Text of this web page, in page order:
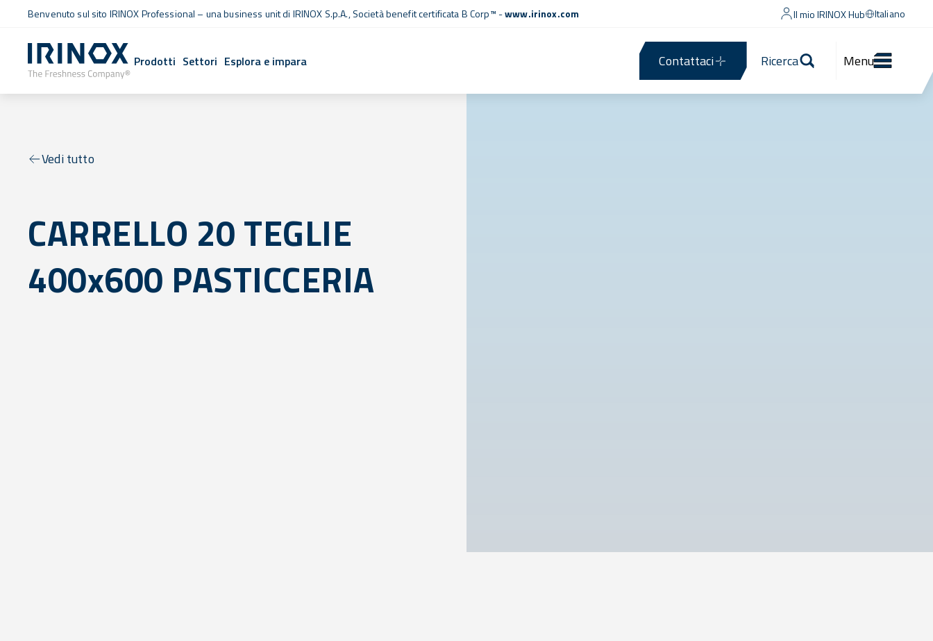
Benvenuto sul sito IRINOX Professional – una business unit di IRINOX S.p.A.,Società benefit certificata B Corp™ -www.irinox.com Il mio IRINOX Hub Italiano
Prodotti Settori Esplora e impara Contattaci Ricerca Menu
Vedi tutto
CARRELLO 20 TEGLIE
400x600 PASTICCERIA